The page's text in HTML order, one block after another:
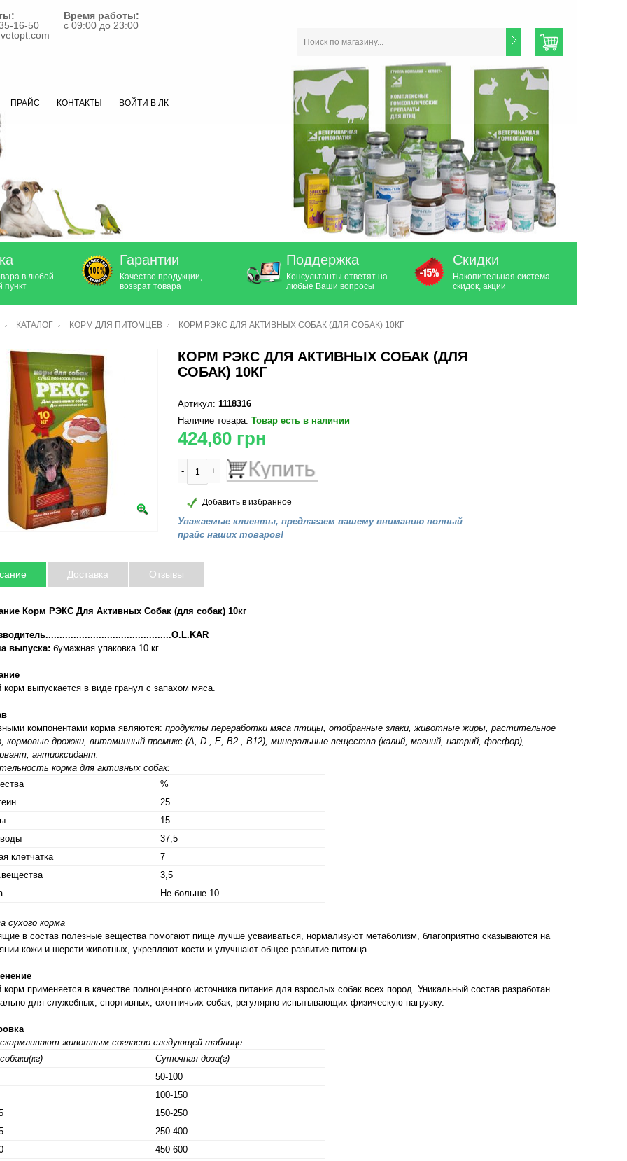
16-50
Время работы:
с 09:00 до 23:00
ПРАЙС КОНТАКТЫ ВОЙТИ В ЛК
в любой
пункт
Гарантии
Качество продукции,
возврат товара
Поддержка
Консультанты ответят на
любые Ваши вопросы
Скидки
Накопительная система
скидок, акции
КАТАЛОГ КОРМ ДЛЯ ПИТОМЦЕВ КОРМ РЭКС ДЛЯ АКТИВНЫХ СОБАК (ДЛЯ СОБАК) 10КГ
КОРМ РЭКС ДЛЯ АКТИВНЫХ СОБАК (ДЛЯ
СОБАК) 10КГ
Артикул: 1118316
Наличие товара: Товар есть в наличии
424,60 грн
- +
Добавить в избранное
Уважаемые клиенты, предлагаем вашему вниманию полный
прайс наших товаров!
Доставка Отзывы
Корм РЭКС Для Активных Собак (для собак) 10кг
выпуска: бумажная упаковка 10 кг
корм выпускается в виде гранул с запахом мяса.
компонентами корма являются: продукты переработки мяса птицы, отобранные злаки, животные жиры, растительное
кормовые дрожжи, витаминный премикс (А, D , Е, В2 , В12), минеральные вещества (калий, магний, натрий, фосфор),
антиоксидант.
корма для активных собак:
%
25
15
37,5
клетчатка
7
3,5
Не больше 10
сухого корма
в состав полезные вещества помогают пище лучше усваиваться, нормализуют метаболизм, благоприятно сказываются на
кожи и шерсти животных, укрепляют кости и улучшают общее развитие питомца.
корм применяется в качестве полноценного источника питания для взрослых собак всех пород. Уникальный состав разработан
для служебных, спортивных, охотничьих собак, регулярно испытывающих физическую нагрузку.
животным согласно следующей таблице:
Суточная доза(г)
50-100
100-150
150-250
250-400
450-600